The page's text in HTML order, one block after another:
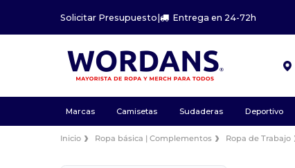
Solicitar Presupuesto| Entrega en 24-72h
Marcas Camisetas Sudaderas Deportivo
Inicio Ropa básica | Complementos Ropa de Trabajo